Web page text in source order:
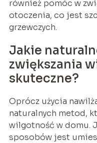
również pomóc w
otoczenia, co jest
grzewczych.
Jakie
zwiększania
skuteczne?
Oprócz użycia
naturalnych metod,
wilgotność w domu.
sposobów jest